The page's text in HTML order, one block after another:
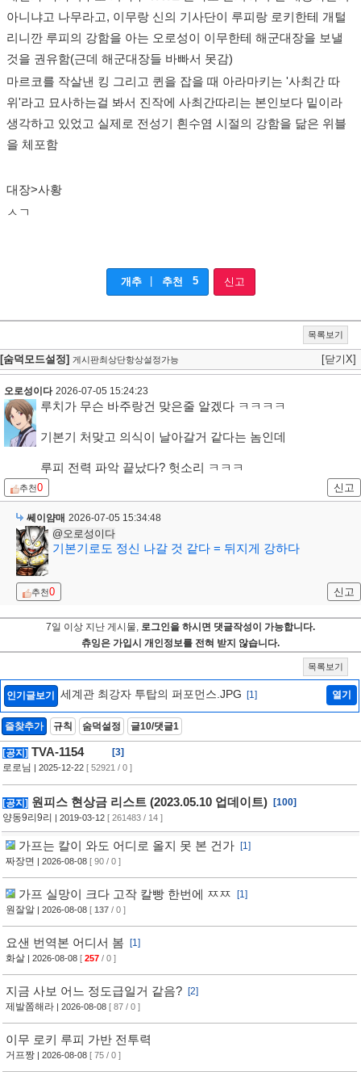
아니냐고 나무라고, 이무랑 신의 기사단이 루피랑 로키한테 개털
리니깐 루피의 강함을 아는 오로성이 이무한테 해군대장을 보낼
것을 권유함(근데 해군대장들 바빠서 못감)
마르코를 작살낸 킹 그리고 퀸을 잡을 때 아라마키는 '사최간 따
위'라고 묘사하는걸 봐서 진작에 사최간따리는 본인보다 밑이라
생각하고 있었고 실제로 전성기 흰수염 시절의 강함을 닮은 위블
을 체포함
대장>사황
ㅅㄱ
개추 추천 5 신고
목록보기
[숨덕모드설정] 게시판최상단항상설정가능 [닫기X]
오로성이다 2026-07-05 15:24:23
루치가 무슨 바주랑건 맞은줄 알겠다 ㅋㅋㅋㅋ
기본기 처맞고 의식이 날아갈거 같다는 놈인데
루피 전력 파악 끝났다? 헛소리 ㅋㅋㅋ
추천0 신고
쎄이얌매 2026-07-05 15:34:48
@오로성이다
기본기로도 정신 나갈 것 같다 = 뒤지게 강하다
추천0 신고
7일 이상 지난 게시물, 로그인을 하시면 댓글작성이 가능합니다.
츄잉은 가입시 개인정보를 전혀 받지 않습니다.
목록보기
인기글보기 세계관 최강자 투탑의 퍼포먼스.JPG [1] 열기
즐찾추가 규칙 숨덕설정 글10/댓글1
[공지] TVA-1154
[3]
로로님 | 2025-12-22 [ 52921 / 0 ]
[공지] 원피스 현상금 리스트 (2023.05.10 업데이트)
[100]
양동9리9리
| 2019-03-12 [ 261483 / 14 ]
가프는 칼이 와도 어디로 올지 못 본 건가
[1]
짜장면 | 2026-08-08 [ 90 / 0 ]
가프 실망이 크다 고작 칼빵 한번에 ㅉㅉ
[1]
원잘알 | 2026-08-08 [ 137 / 0 ]
요샌 번역본 어디서 봄
[1]
화살 | 2026-08-08 [ 257 / 0 ]
지금 사보 어느 정도급일거 같음?
[2]
제발쫌해라 | 2026-08-08 [ 87 / 0 ]
이무 로키 루피 가반 전투력
거프짱 | 2026-08-08 [ 75 / 0 ]